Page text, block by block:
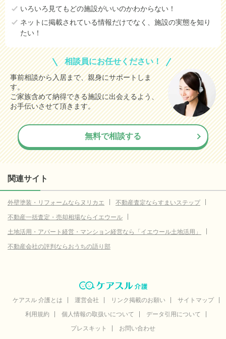
いろいろ見てもどの施設がいいのかわからない！
ネットに掲載されている情報だけでなく、施設の実態を知り
たい！
相談員にお任せください！
事前相談から入居まで、親身にサポートしま
す。
ご家族含めて納得できる施設に出会えるよう、
お手伝いさせて頂きます。
無料で相談する
関連サイト
外壁塗装・リフォームならヌリカエ
不動産査定ならすまいステップ
不動産一括査定・売却相場ならイエウール
土地活用・アパート経営・マンション経営なら「イエウール土地活用」
不動産会社の評判ならおうちの語り部
ケアスル 介護とは 運営会社 リンク掲載のお願い
サイトマップ
利用規約
個人情報の取扱いについて
データ引用について
プレスキット
お問い合わせ